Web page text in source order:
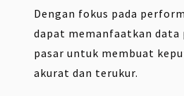
Dengan fokus pada
dapat memanfaatkan data
pasar untuk membuat
akurat dan terukur.